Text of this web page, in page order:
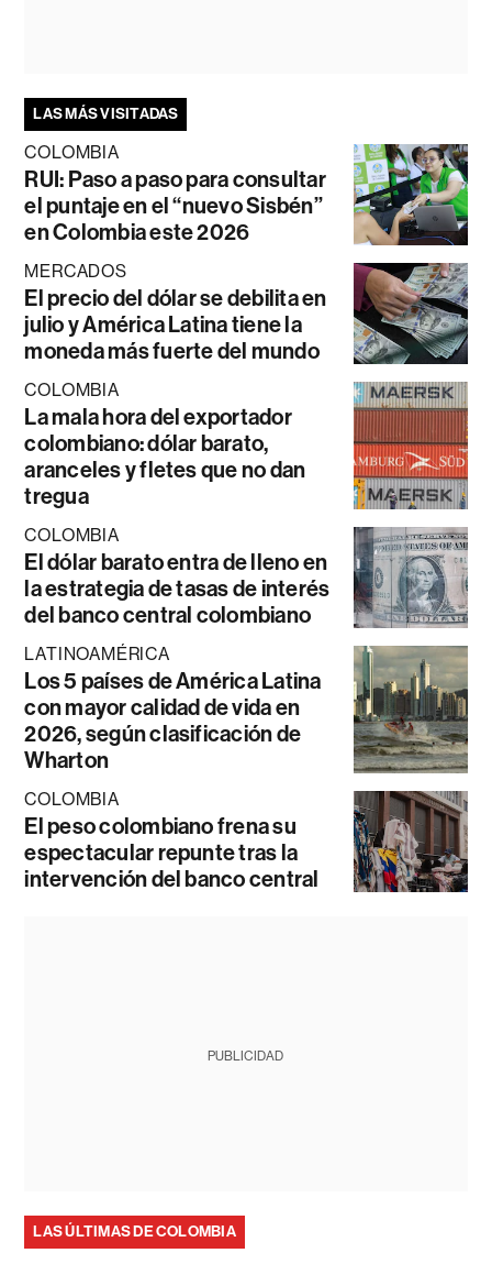
LAS MÁS VISITADAS
COLOMBIA
RUI: Paso a paso para consultar
el puntaje en el “nuevo Sisbén”
en Colombia este 2026
MERCADOS
El precio del dólar se debilita en
julio y América Latina tiene la
moneda más fuerte del mundo
COLOMBIA
La mala hora del exportador
colombiano: dólar barato,
aranceles y fletes que no dan
tregua
COLOMBIA
El dólar barato entra de lleno en
la estrategia de tasas de interés
del banco central colombiano
LATINOAMÉRICA
Los 5 países de América Latina
con mayor calidad de vida en
2026, según clasificación de
Wharton
COLOMBIA
El peso colombiano frena su
espectacular repunte tras la
intervención del banco central
PUBLICIDAD
LAS ÚLTIMAS DE COLOMBIA